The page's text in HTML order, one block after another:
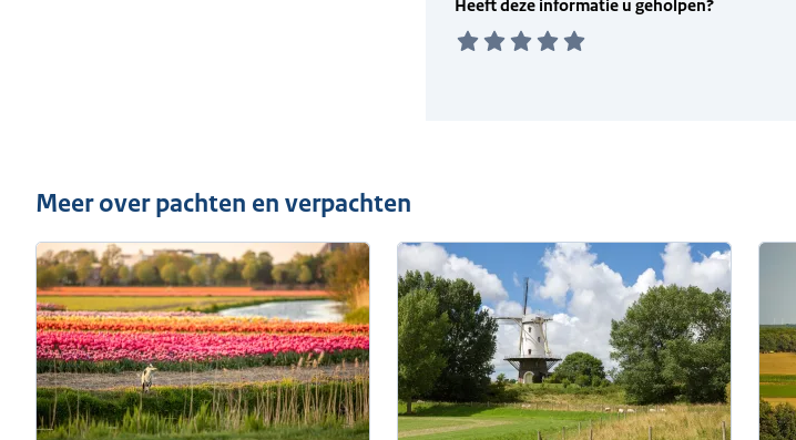
Meer over pachten en verpachten